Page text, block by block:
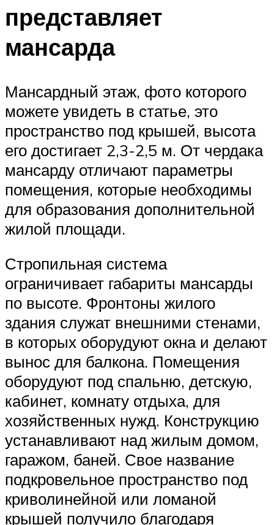
представляет
мансарда
Мансардный этаж, фото которого
можете увидеть в статье, это
пространство под крышей, высота
его достигает 2,3-2,5 м. От чердака
мансарду отличают параметры
помещения, которые необходимы
для образования дополнительной
жилой площади.
Стропильная система
ограничивает габариты мансарды
по высоте. Фронтоны жилого
здания служат внешними стенами,
в которых оборудуют окна и делают
вынос для балкона. Помещения
оборудуют под спальню, детскую,
кабинет, комнату отдыха, для
хозяйственных нужд. Конструкцию
устанавливают над жилым домом,
гаражом, баней. Свое название
подкровельное пространство под
криволинейной или ломаной
крышей получило благодаря